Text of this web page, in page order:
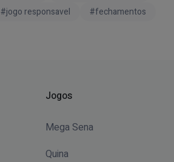
#jogo responsavel #fechamentos
Jogos
Mega Sena
Quina